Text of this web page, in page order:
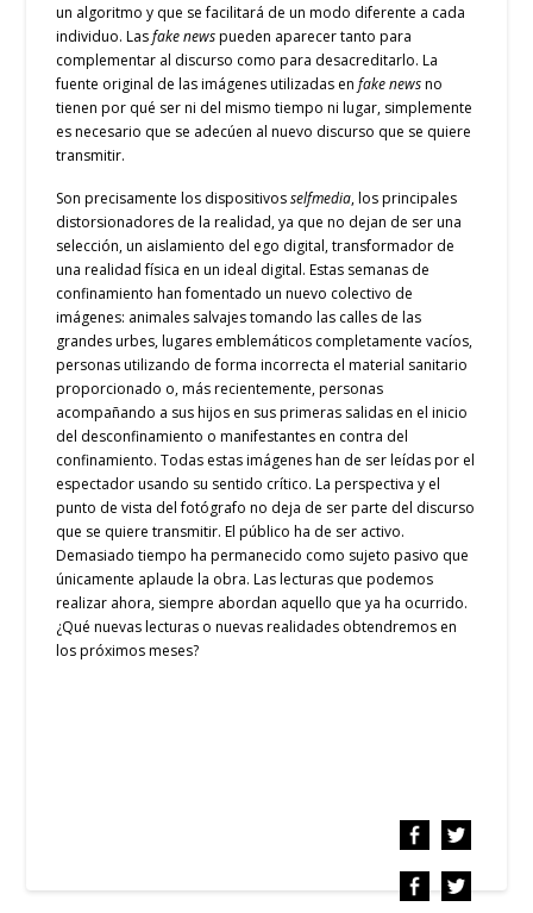
un algoritmo y que se facilitará de un modo diferente a cada
individuo. Lasfake newspueden aparecer tanto para
complementar al discurso como para desacreditarlo. La
fuente original de las imágenes utilizadas enfake newsno
tienen por qué ser ni del mismo tiempo ni lugar, simplemente
es necesario que se adecúen al nuevo discurso que se quiere
transmitir.
Son precisamente los dispositivosselfmedia, los principales
distorsionadores de la realidad, ya que no dejan de ser una
selección, un aislamiento del ego digital, transformador de
una realidad física en un ideal digital. Estas semanas de
confinamiento han fomentado un nuevo colectivo de
imágenes: animales salvajes tomando las calles de las
grandes urbes, lugares emblemáticos completamente vacíos,
personas utilizando de forma incorrecta el material sanitario
proporcionado o, más recientemente, personas
acompañando a sus hijos en sus primeras salidas en el inicio
del desconfinamiento o manifestantes en contra del
confinamiento. Todas estas imágenes han de ser leídas por el
espectador usando su sentido crítico. La perspectiva y el
punto de vista del fotógrafo no deja de ser parte del discurso
que se quiere transmitir. El público ha de ser activo.
Demasiado tiempo ha permanecido como sujeto pasivo que
únicamente aplaude la obra. Las lecturas que podemos
realizar ahora, siempre abordan aquello que ya ha ocurrido.
¿Qué nuevas lecturas o nuevas realidades obtendremos en
los próximos meses?